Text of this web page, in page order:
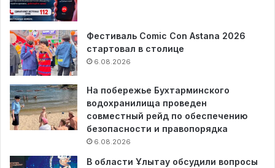
Фестиваль Comic Con Astana 2026
стартовал в столице
6.08.2026
На побережье Бухтарминского
водохранилища проведен
совместный рейд по обеспечению
безопасности и правопорядка
6.08.2026
В области Ұлытау обсудили вопросы